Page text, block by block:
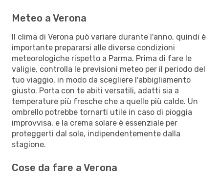
Meteo a Verona
Il clima di Verona può variare durante l'anno, quindi è
importante prepararsi alle diverse condizioni
meteorologiche rispetto a Parma. Prima di fare le
valigie, controlla le previsioni meteo per il periodo del
tuo viaggio, in modo da scegliere l'abbigliamento
giusto. Porta con te abiti versatili, adatti sia a
temperature più fresche che a quelle più calde. Un
ombrello potrebbe tornarti utile in caso di pioggia
improvvisa, e la crema solare è essenziale per
proteggerti dal sole, indipendentemente dalla
stagione.
Cose da fare a Verona